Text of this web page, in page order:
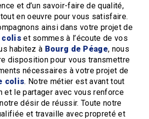
et d’un savoir-faire de qualité,
en oeuvre pour vous satisfaire.
ainsi dans votre projet de
coliset sommes à l’écoute de vos
habitez à Bourg de Péage, nous
disposition pour vous transmettre
nécessaires à votre projet de
colis. Notre métier est avant tout
et le partager avec vous renforce
désir de réussir. Toute notre
et travaille avec propreté et